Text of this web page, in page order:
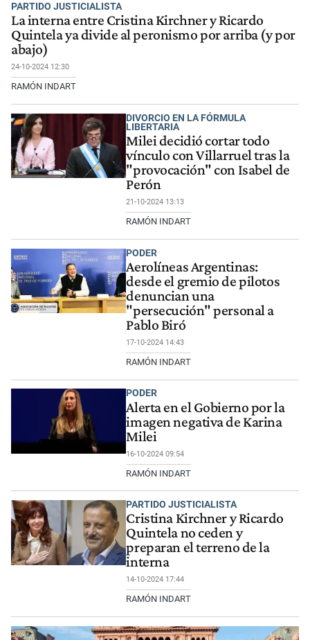
PARTIDO JUSTICIALISTA
La interna entre Cristina Kirchner y Ricardo
Quintela ya divide al peronismo por arriba (y por
abajo)
24-10-2024 12:30
RAMÓN INDART
DIVORCIO EN LA FÓRMULA
LIBERTARIA
Milei decidió cortar todo
vínculo con Villarruel tras la
"provocación" con Isabel de
Perón
21-10-2024 13:13
RAMÓN INDART
PODER
Aerolíneas Argentinas:
desde el gremio de pilotos
denuncian una
"persecución" personal a
Pablo Biró
17-10-2024 14:43
RAMÓN INDART
PODER
Alerta en el Gobierno por la
imagen negativa de Karina
Milei
16-10-2024 09:54
RAMÓN INDART
PARTIDO JUSTICIALISTA
Cristina Kirchner y Ricardo
Quintela no ceden y
preparan el terreno de la
interna
14-10-2024 17:44
RAMÓN INDART